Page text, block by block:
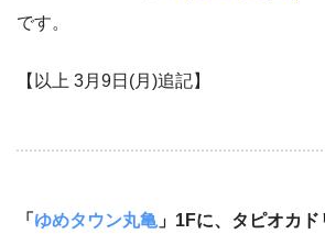
です。
【以上 3月9日(月)追記】
「 ゆめタウン丸亀」1Fに、タピオカド